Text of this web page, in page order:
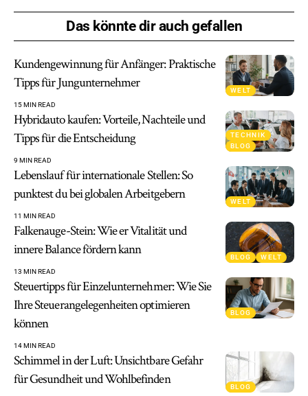
Das könnte dir auch gefallen
WELT
Kundengewinnung für Anfänger: Praktische
Tipps für Jungunternehmer
15 MIN READ
TECHNIK
BLOG
Hybridauto kaufen: Vorteile, Nachteile und
Tipps für die Entscheidung
9 MIN READ
WELT
Lebenslauf für internationale Stellen: So
punktest du bei globalen Arbeitgebern
11 MIN READ
BLOG WELT
Falkenauge-Stein: Wie er Vitalität und
innere Balance fördern kann
13 MIN READ
BLOG
Steuertipps für Einzelunternehmer: Wie Sie
Ihre Steuerangelegenheiten optimieren
können
14 MIN READ
BLOG
Schimmel in der Luft: Unsichtbare Gefahr
für Gesundheit und Wohlbefinden